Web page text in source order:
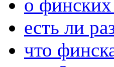
о
есть ли
что